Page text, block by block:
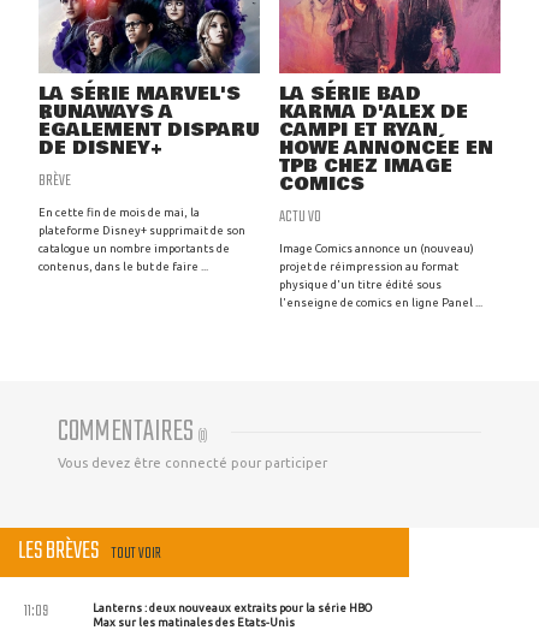
LA SÉRIE MARVEL'S
RUNAWAYS A
ÉGALEMENT DISPARU
DE DISNEY+
BRÈVE
En cette fin de mois de mai, la
plateforme Disney+ supprimait de son
catalogue un nombre importants de
contenus, dans le but de faire ...
LA SÉRIE BAD
KARMA D'ALEX DE
CAMPI ET RYAN
HOWE ANNONCÉE EN
TPB CHEZ IMAGE
COMICS
ACTU VO
Image Comics annonce un (nouveau)
projet de réimpression au format
physique d'un titre édité sous
l'enseigne de comics en ligne Panel ...
COMMENTAIRES (0)
Vous devez être connecté pour participer
LES BRÈVES TOUT VOIR
Lanterns : deux nouveaux extraits pour la série HBO
Max sur les matinales des Etats-Unis
11:09